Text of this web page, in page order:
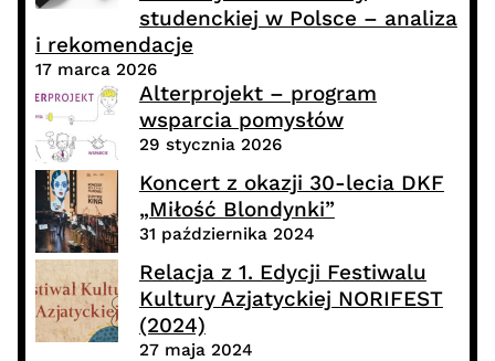
studenckiej w Polsce – analiza
i rekomendacje
17 marca 2026
Alterprojekt – program
wsparcia pomysłów
29 stycznia 2026
Koncert z okazji 30-lecia DKF
„Miłość Blondynki”
31 października 2024
Relacja z 1. Edycji Festiwalu
Kultury Azjatyckiej NORIFEST
(2024)
27 maja 2024